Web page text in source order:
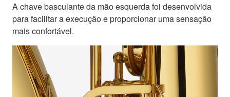
A chave basculante da mão esquerda foi desenvolvida
para facilitar a execução e proporcionar uma sensação
mais confortável.